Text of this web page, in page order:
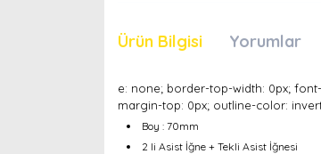
Ürün Bilgisi Yorumlar
e: none; border-top-width: 0px;
margin-top: 0px; outline-color:
Boy : 70mm
2 li Asist İğne + Tekli Asist İğnesi